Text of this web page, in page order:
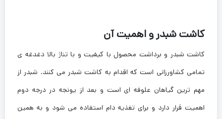
کاشت شبدر و اهمیت آن
کاشت شبدر و برداشت محصول با کیفیت و با تناژ بالا دغدغه ی
تمامی کشاورزانی است که اقدام به کاشت شبدر می کنند. شبدر از
مهم ترین گیاهان علوفه ای است و بعد از یونجه در درجه دوم
اهمیت قرار دارد و برای تغذیه دام استفاده می شود و به همین